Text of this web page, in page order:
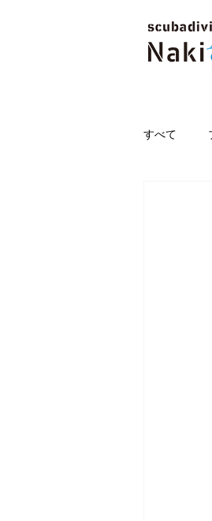
すべて